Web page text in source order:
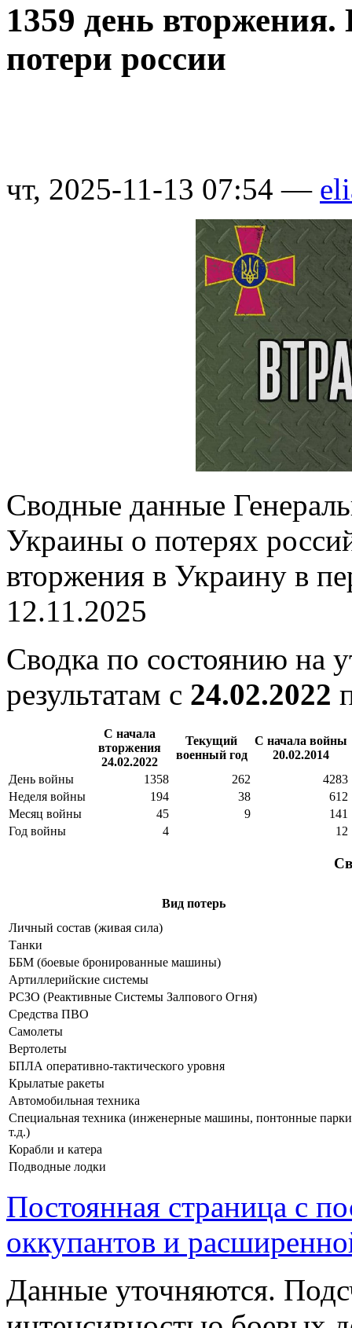
1359 день
потери россии
чт, 2025-11-13 07:54 —
Сводные данные
Украины о потерях
вторжения в Украину в
12.11.2025
Сводка по состоянию на
результатам с 24.02.2022
С начала
вторжения
24.02.2022
Текущий
военный год
С начала войны
20.02.2014
День войны
1358 262
4283
Неделя войны
194 38
612
Месяц войны
45 9
141
Год войны
4 12
Вид потерь
Личный состав (живая сила)
Танки
ББМ (боевые бронированные машины)
Артиллерийские системы
РСЗО (Реактивные Системы Залпового Огня)
Средства ПВО
Самолеты
Вертолеты
БПЛА оперативно-тактического уровня
Крылатые ракеты
Автомобильная техника
Специальная техника (инженерные машины, понтонные
т.д.)
Корабли и катера
Подводные лодки
Постоянная страница с
оккупантов и
Данные уточняются.